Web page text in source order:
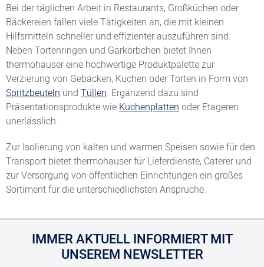
Bei der täglichen Arbeit in Restaurants, Großküchen oder
Bäckereien fallen viele Tätigkeiten an, die mit kleinen
Hilfsmitteln schneller und effizienter auszuführen sind.
Neben Tortenringen und Gärkörbchen bietet Ihnen
thermohauser eine hochwertige Produktpalette zur
Verzierung von Gebäcken, Kuchen oder Torten in Form von
Spritzbeuteln und Tüllen. Ergänzend dazu sind
Präsentationsprodukte wie Kuchenplatten oder Etageren
unerlässlich.
Zur Isolierung von kalten und warmen Speisen sowie für den
Transport bietet thermohauser für Lieferdienste, Caterer und
zur Versorgung von öffentlichen Einrichtungen ein großes
Sortiment für die unterschiedlichsten Ansprüche.
IMMER AKTUELL INFORMIERT MIT
UNSEREM NEWSLETTER